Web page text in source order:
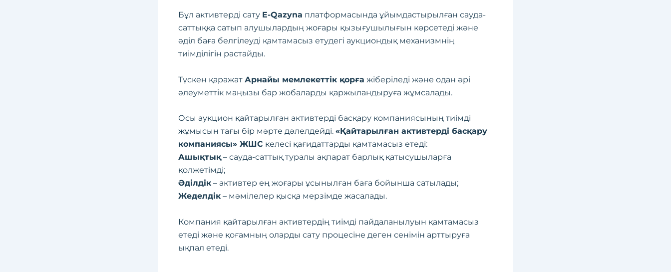
Бұл активтерді сату E-Qazyna платформасында ұйымдастырылған сауда-
саттыққа сатып алушылардың жоғары қызығушылығын көрсетеді және
әділ баға белгілеуді қамтамасыз етудегі аукциондық механизмнің
тиімділігін растайды.
Түскен қаражат Арнайы мемлекеттік қорға жіберіледі және одан әрі
әлеуметтік маңызы бар жобаларды қаржыландыруға жұмсалады.
Осы аукцион қайтарылған активтерді басқару компаниясының тиімді
жұмысын тағы бір мәрте дәлелдейді. «Қайтарылған активтерді басқару
компаниясы» ЖШС келесі қағидаттарды қамтамасыз етеді:
Ашықтық– сауда-саттық туралы ақпарат барлық қатысушыларға
қолжетімді;
Әділдік – активтер ең жоғары ұсынылған баға бойынша сатылады;
Жеделдік – мәмілелер қысқа мерзімде жасалады.
Компания қайтарылған активтердің тиімді пайдаланылуын қамтамасыз
етеді және қоғамның оларды сату процесіне деген сенімін арттыруға
ықпал етеді.